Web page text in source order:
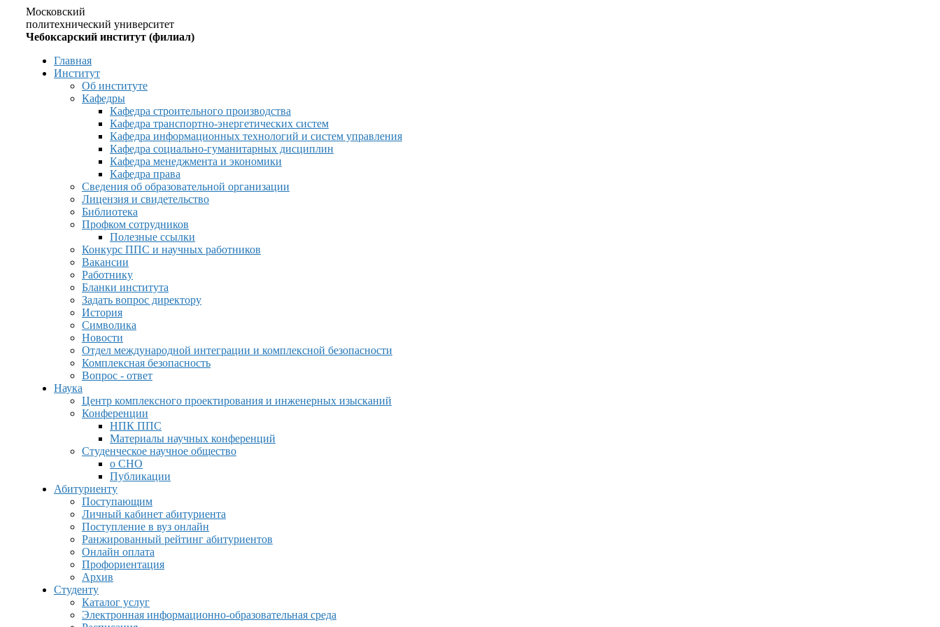
Московский
политехнический университет
Чебоксарский институт (филиал)
Главная
Институт
Об институте
Кафедры
Кафедра строительного производства
Кафедра транспортно-энергетических систем
Кафедра информационных технологий и систем управления
Кафедра социально-гуманитарных дисциплин
Кафедра менеджмента и экономики
Кафедра права
Сведения об образовательной организации
Лицензия и свидетельство
Библиотека
Профком сотрудников
Полезные ссылки
Конкурс ППС и научных работников
Вакансии
Работнику
Бланки института
Задать вопрос директору
История
Символика
Новости
Отдел международной интеграции и комплексной безопасности
Комплексная безопасность
Вопрос - ответ
Наука
Центр комплексного проектирования и инженерных изысканий
Конференции
НПК ППС
Материалы научных конференций
Студенческое научное общество
о СНО
Публикации
Абитуриенту
Поступающим
Личный кабинет абитуриента
Поступление в вуз онлайн
Ранжированный рейтинг абитуриентов
Онлайн оплата
Профориентация
Архив
Студенту
Каталог услуг
Электронная информационно-образовательная среда